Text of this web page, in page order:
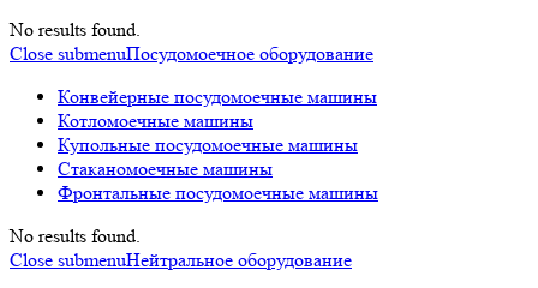
No results found.
Close submenuПосудомоечное оборудование
Конвейерные посудомоечные машины
Котломоечные машины
Купольные посудомоечные машины
Стаканомоечные машины
Фронтальные посудомоечные машины
No results found.
Close submenuНейтральное оборудование